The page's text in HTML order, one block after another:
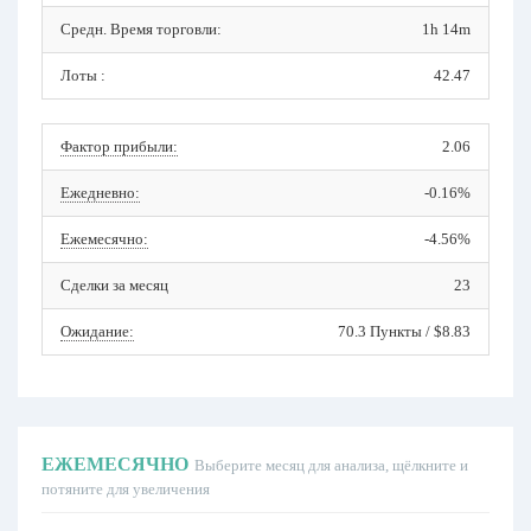
Средн. Время торговли: 1h 14m
Лоты : 42.47
Фактор прибыли: 2.06
Ежедневно: -0.16%
Ежемесячно: -4.56%
Сделки за месяц 23
Ожидание: 70.3 Пункты / $8.83
ЕЖЕМЕСЯЧНО Выберите месяц для анализа, щёлкните и
потяните для увеличения